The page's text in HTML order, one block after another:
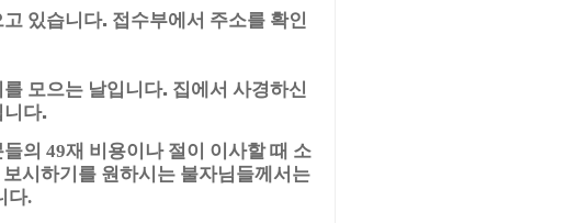
있습니다. 접수부에서 주소를 확인
모으는 날입니다. 집에서 사경하신
다.
의 49재 비용이나 절이 이사할 때 소
시하기를 원하시는 불자님들께서는
다.